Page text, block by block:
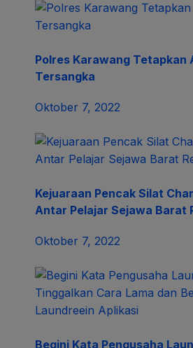
Polres Karawang Tetapkan
Tersangka
Oktober 7, 2022
Kejuaraan Pencak Silat
Antar Pelajar Sejawa Barat
Oktober 7, 2022
Begini Kata Pengusaha